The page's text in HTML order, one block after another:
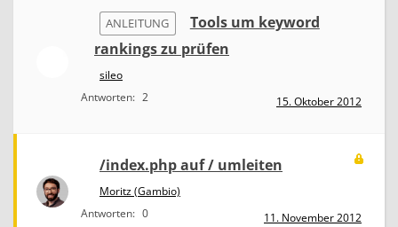
ANLEITUNG
Tools um keyword
rankings zu prüfen
sileo
Antworten: 2 15. Oktober 2012
/index.php auf / umleiten
Moritz (Gambio)
Antworten: 0 11. November 2012